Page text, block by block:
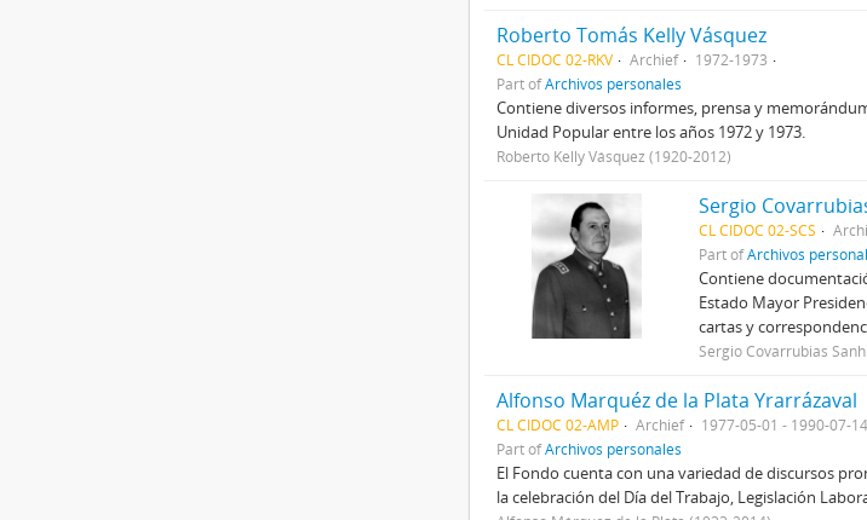
Roberto Tomás Kelly Vásquez
CL CIDOC 02-RKV Archief
1972-1973
Part ofArchivos personales
Contiene diversos informes, prensa y
Unidad Popular entre los años 1972 y 1973.
Roberto Kelly Vásquez (1920-2012)
Sergio
CL CIDOC 02-SCS
Part ofArchivos
Contiene
Estado Mayor
cartas y
Sergio Covarrubias
Alfonso Marquéz de la Plata Yrarrázaval
CL CIDOC 02-AMP Archief
1977-05-01 - 1990-07-14
Part ofArchivos personales
El Fondo cuenta con una variedad de discursos
la celebración del Día del Trabajo, Legislación